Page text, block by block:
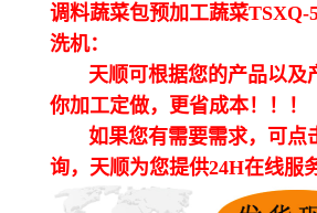
调料蔬菜包预加工蔬菜TSXQ-
洗机：
天顺可根据您的产品以及
你加工定做，更省成本！！！
如果您有需要需求，可点
询，天顺为您提供24H在线服